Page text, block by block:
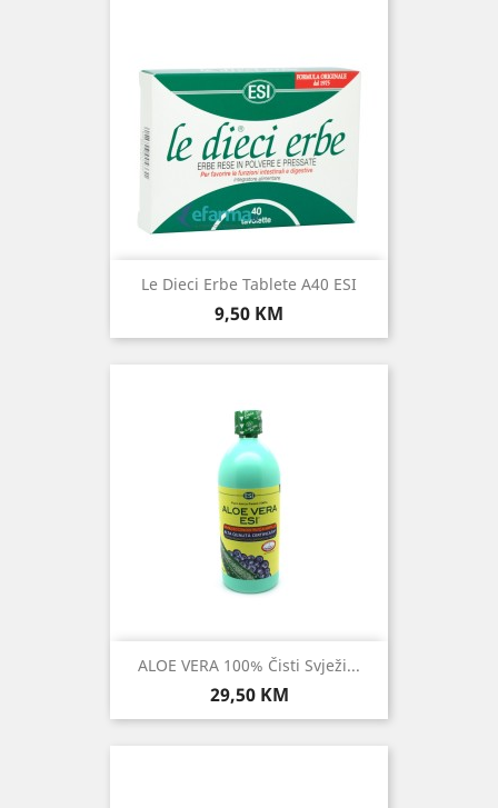
Le Dieci Erbe Tablete A40 ESI
Cijena
9,50 KM
ALOE VERA 100% Čisti Svježi...
Cijena
29,50 KM